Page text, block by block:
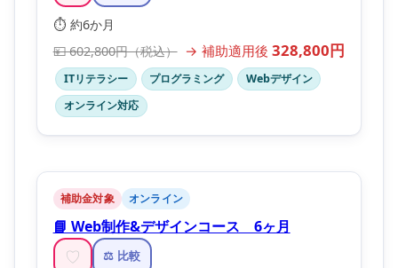
⏱️ 約6か月
💴 602,800円（税込） → 補助適用後 328,800円
ITリテラシー プログラミング
Webデザイン
オンライン対応
補助金対象 オンライン
📘 Web制作&デザインコース 6ヶ月
♡ ⚖️ 比較